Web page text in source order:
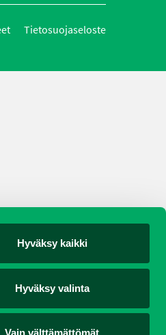
Hyväksy kaikki
Hyväksy valinta
Vain välttämättömät
Tietosuojaseloste